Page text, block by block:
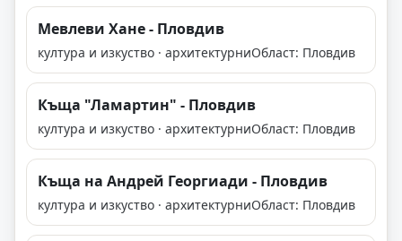
Мевлеви Хане - Пловдив
култура и изкуство · архитектурниОбласт: Пловдив
Къща "Ламартин" - Пловдив
култура и изкуство · архитектурниОбласт: Пловдив
Къща на Андрей Георгиади - Пловдив
култура и изкуство · архитектурниОбласт: Пловдив